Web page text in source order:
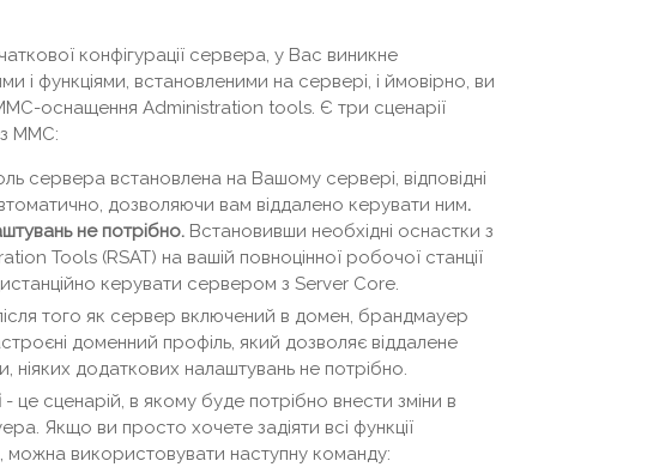
конфігурації сервера, у Вас виникне
і функціями, встановленими на сервері, і ймовірно, ви
оснащення Administration tools. Є три сценарії
MMC:
сервера встановлена ​​на Вашому сервері, відповідні
дозволяючи вам віддалено керувати ним.
не потрібно. Встановивши необхідні оснастки з
Tools (RSAT) на вашій повноцінної робочої станції
керувати сервером з Server Core.
того як сервер включений в домен, брандмауер
доменний профіль, який дозволяє віддалене
ніяких додаткових налаштувань не потрібно.
- це сценарій, в якому буде потрібно внести зміни в
Якщо ви просто хочете задіяти всі функції
можна використовувати наступну команду: